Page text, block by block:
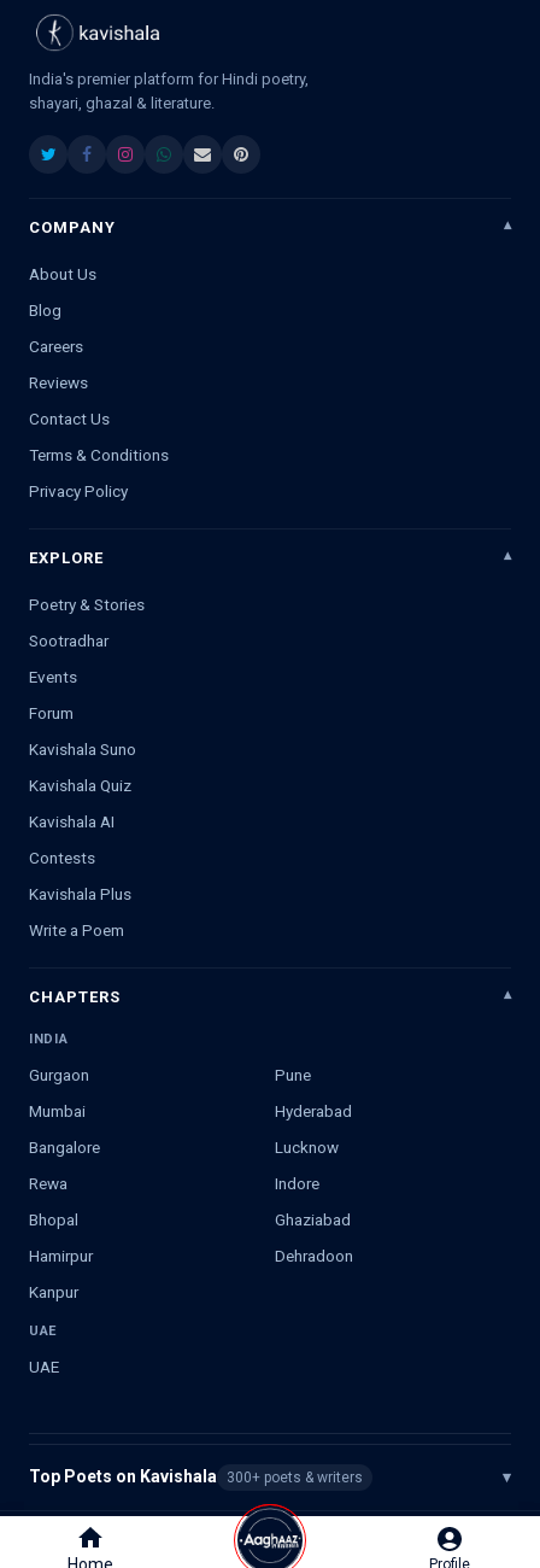
Home Profile
Home Profile
India's premier platform for Hindi poetry,
shayari, ghazal & literature.
COMPANY
About Us
Blog
Careers
Reviews
Contact Us
Terms & Conditions
Privacy Policy
EXPLORE
Poetry & Stories
Sootradhar
Events
Forum
Kavishala Suno
Kavishala Quiz
Kavishala AI
Contests
Kavishala Plus
Write a Poem
CHAPTERS
INDIA
Gurgaon
Pune
Mumbai
Hyderabad
Bangalore
Lucknow
Rewa
Indore
Bhopal
Ghaziabad
Hamirpur
Dehradoon
Kanpur
UAE
UAE
Top Poets on Kavishala 300+ poets & writers ▾
Kavishala. All rights reserved.